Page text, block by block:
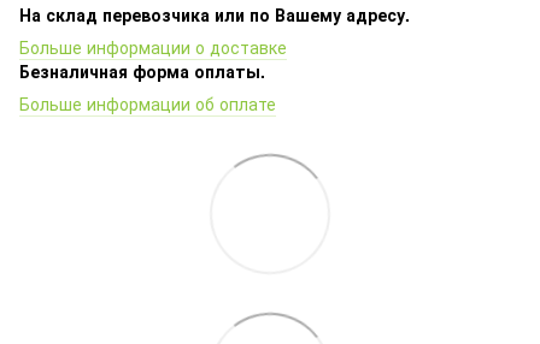
На склад перевозчика или по Вашему адресу.
Больше информации о доставке
Безналичная форма оплаты.
Больше информации об оплате